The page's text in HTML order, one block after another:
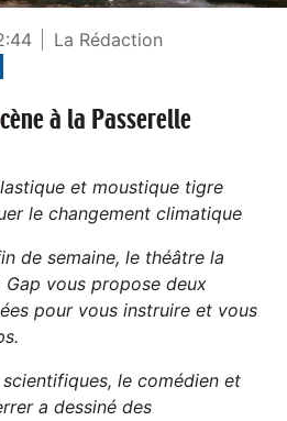
La Rédaction
à la Passerelle
et moustique tigre
le changement climatique
de semaine, le théâtre la
Gap vous propose deux
pour vous instruire et vous
le comédien et
a dessiné des